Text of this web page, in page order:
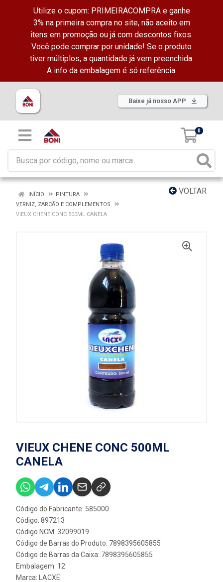
Utilize o cupom: PRIMEIRACOMPRA e ganhe
3% na primeira compra no site, não aceito em
itens em promoção ou já com descontos fixos.
Você pode comprar por unidade! Se o produto
tiver múltiplos, a quantidade já vem preenchida.
A info da embalagem é só referência.
Baixe já nosso APP
0
VOLTAR
INÍCIO
PINTURA
VERNIZ, ZARCÃO E COMPLEMENTOS
VIEUX CHENE CONC 500ML CANELA
VIEUX CHENE CONC 500ML
CANELA
Código do Fabricante: 585000
Código: 897213
Código NCM: 32099019
Código de Barras do Produto: 7898395605855
Código de Barras da Caixa: 7898395605855
Embalagem: 12
Marca:
LACXE